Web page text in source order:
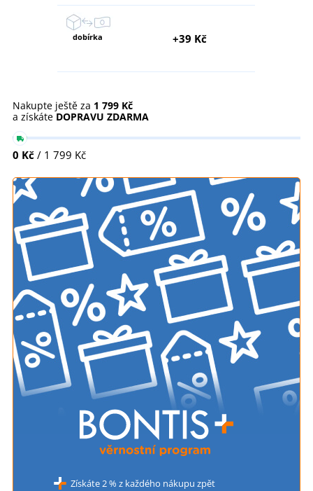
dobírka +39 Kč
Nakupte ještě za 1 799 Kč
a získáte DOPRAVU ZDARMA
0 Kč / 1 799 Kč
Získáte 2 % z každého nákupu zpět